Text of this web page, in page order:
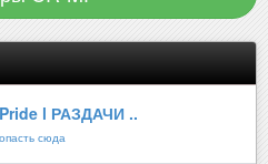
Pride l РАЗДАЧИ ..
сюда